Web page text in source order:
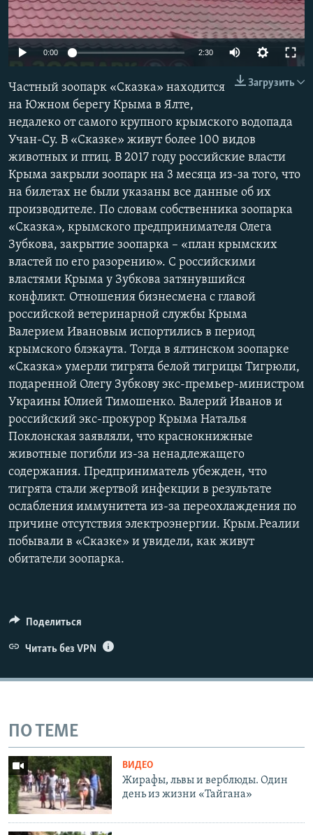
ПОБЕДИТЕЛЕЙ НЕ СУДЯТ?
КРЫМ.НЕПОКОРЕННЫЙ
ELIFBE
УКРАИНСКАЯ ПРОБЛЕМА КРЫМА
ПРИСОЕДИНЯЙТЕСЬ!
Все сайты RFE/RL
0:00 2:30
Загрузить
Частный зоопарк «Сказка» находится
на Южном берегу Крыма в Ялте,
недалеко от самого крупного крымского водопада
Учан-Су. В «Сказке» живут более 100 видов
животных и птиц. В 2017 году российские власти
Крыма закрыли зоопарк на 3 месяца из-за того, что
на билетах не были указаны все данные об их
производителе. По словам собственника зоопарка
«Сказка», крымского предпринимателя Олега
Зубкова, закрытие зоопарка – «план крымских
властей по его разорению». С российскими
властями Крыма у Зубкова затянувшийся
конфликт. Отношения бизнесмена с главой
российской ветеринарной службы Крыма
Валерием Ивановым испортились в период
крымского блэкаута. Тогда в ялтинском зоопарке
«Сказка» умерли тигрята белой тигрицы Тигрюли,
подаренной Олегу Зубкову экс-премьер-министром
Украины Юлией Тимошенко. Валерий Иванов и
российский экс-прокурор Крыма Наталья
Поклонская заявляли, что краснокнижные
животные погибли из-за ненадлежащего
содержания. Предприниматель убежден, что
тигрята стали жертвой инфекции в результате
ослабления иммунитета из-за переохлаждения по
причине отсутствия электроэнергии. Крым.Реалии
побывали в «Сказке» и увидели, как живут
обитатели зоопарка.
Поделиться
Читать без VPN
ПО ТЕМЕ
ВИДЕО
Жирафы, львы и верблюды. Один
день из жизни «Тайгана»